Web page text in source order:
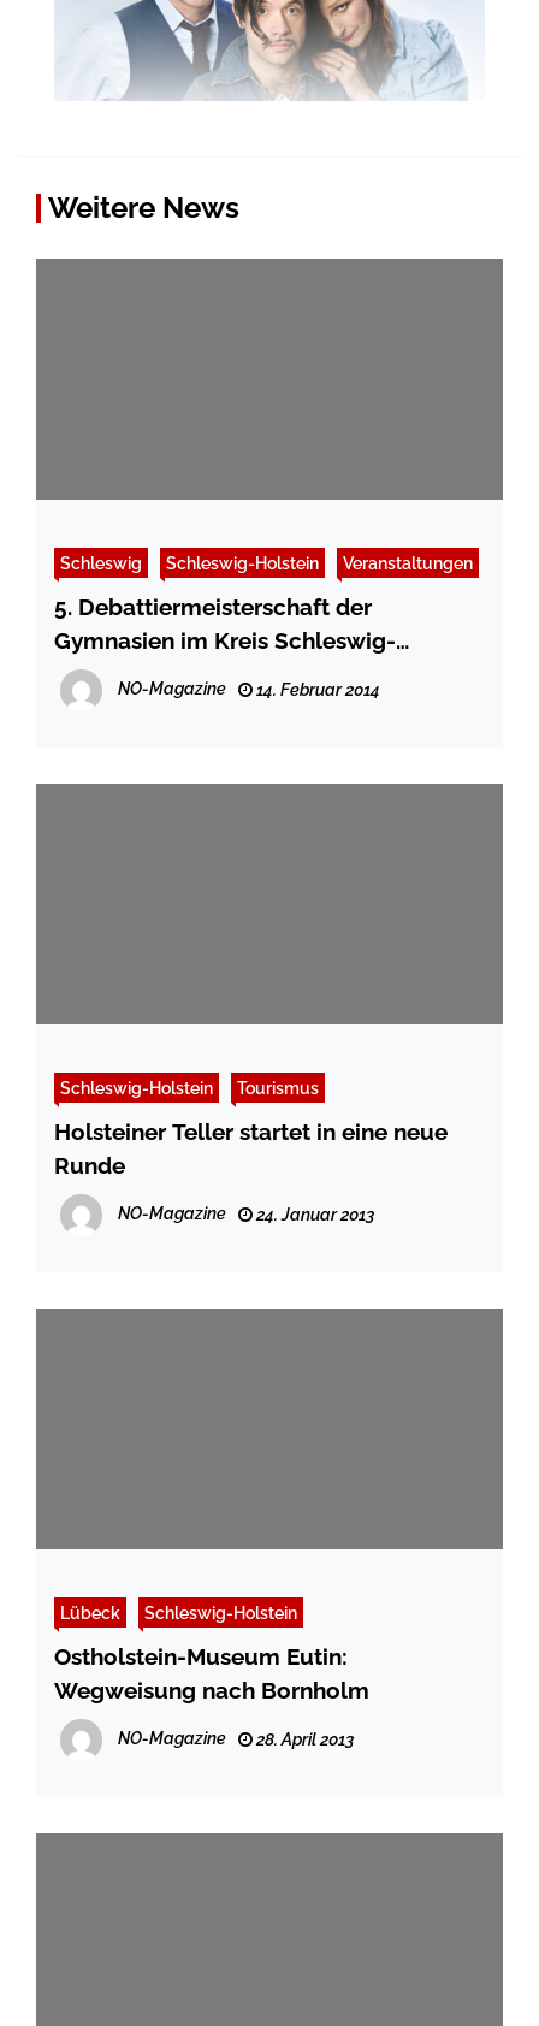
Weitere News
Schleswig Schleswig-Holstein Veranstaltungen
5. Debattiermeisterschaft der
Gymnasien im Kreis Schleswig-
Flensburg
NO-Magazine 14. Februar 2014
Schleswig-Holstein Tourismus
Holsteiner Teller startet in eine neue
Runde
NO-Magazine 24. Januar 2013
Lübeck Schleswig-Holstein
Ostholstein-Museum Eutin:
Wegweisung nach Bornholm
NO-Magazine 28. April 2013